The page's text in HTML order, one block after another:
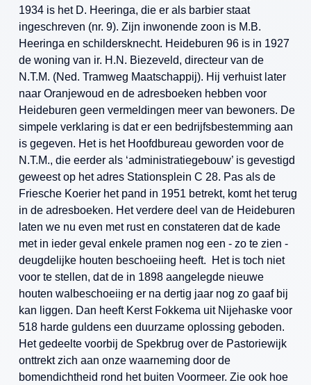
1934 is het D. Heeringa, die er als barbier staat
ingeschreven (nr. 9). Zijn inwonende zoon is M.B.
Heeringa en schildersknecht. Heideburen 96 is in 1927
de woning van ir. H.N. Biezeveld, directeur van de
N.T.M. (Ned. Tramweg Maatschappij). Hij verhuist later
naar Oranjewoud en de adresboeken hebben voor
Heideburen geen vermeldingen meer van bewoners. De
simpele verklaring is dat er een bedrijfsbestemming aan
is gegeven. Het is het Hoofdbureau geworden voor de
N.T.M., die eerder als ‘administratiegebouw’ is gevestigd
geweest op het adres Stationsplein C 28. Pas als de
Friesche Koerier het pand in 1951 betrekt, komt het terug
in de adresboeken. Het verdere deel van de Heideburen
laten we nu even met rust en constateren dat de kade
met in ieder geval enkele pramen nog een - zo te zien -
deugdelijke houten beschoeiing heeft. Het is toch niet
voor te stellen, dat de in 1898 aangelegde nieuwe
houten walbeschoeiing er na dertig jaar nog zo gaaf bij
kan liggen. Dan heeft Kerst Fokkema uit Nijehaske voor
518 harde guldens een duurzame oplossing geboden.
Het gedeelte voorbij de Spekbrug over de Pastoriewijk
onttrekt zich aan onze waarneming door de
bomendichtheid rond het buiten Voormeer. Zie ook hoe